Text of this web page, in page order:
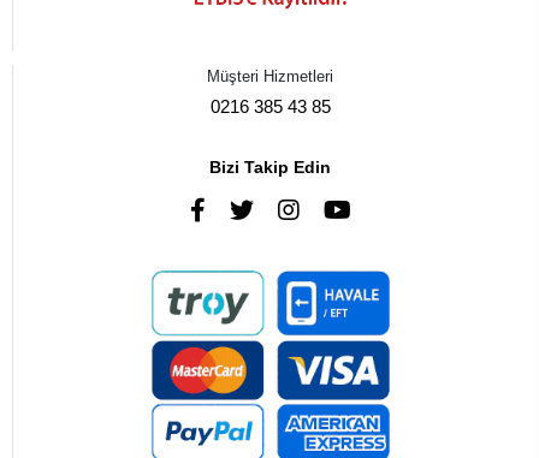
Müşteri Hizmetleri
0216 385 43 85
Bizi Takip Edin